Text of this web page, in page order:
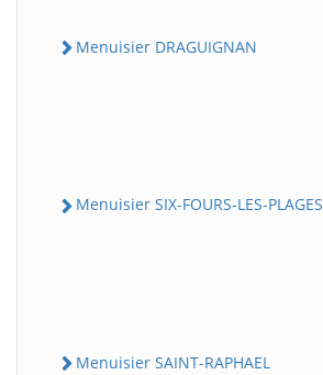
Menuisier DRAGUIGNAN
Menuisier SIX-FOURS-LES-PLAGES
Menuisier SAINT-RAPHAEL